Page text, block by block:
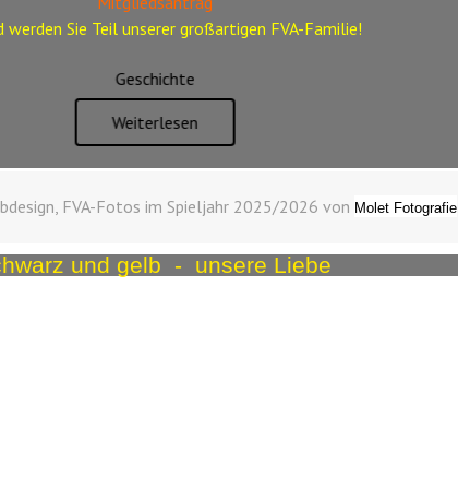
werden Sie Teil unserer großartigen FVA-Familie!
Geschichte
Weiterlesen
FVA-Fotos im Spieljahr 2025/2026 von Molet Fotografie
und gelb - unsere Liebe